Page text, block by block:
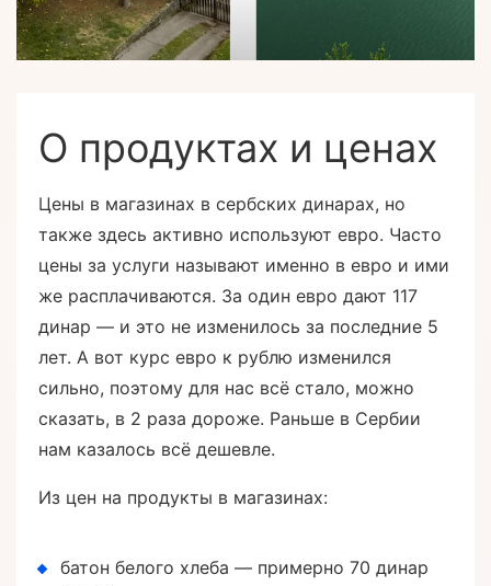
О продуктах и ценах
Цены в магазинах в сербских динарах, но
также здесь активно используют евро. Часто
цены за услуги называют именно в евро и ими
же расплачиваются. За один евро дают 117
динар — и это не изменилось за последние 5
лет. А вот курс евро к рублю изменился
сильно, поэтому для нас всё стало, можно
сказать, в 2 раза дороже. Раньше в Сербии
нам казалось всё дешевле.
Из цен на продукты в магазинах:
батон белого хлеба — примерно 70 динар